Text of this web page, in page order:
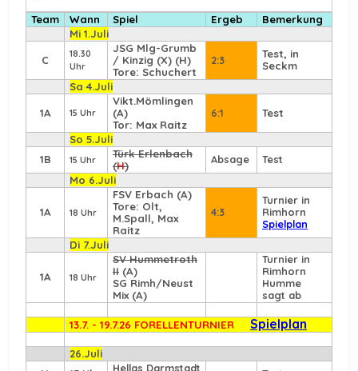
Team Wann Spiel Ergeb
Bemerkung
Mi 1.Juli
C
18.30
Uhr
JSG Mlg-Grumb
/ Kinzig (X) (H)
Tore: Schuchert
2:3
Test, in
Seckm
Sa 4.Juli
1A 15 Uhr
Vikt.Mömlingen
(A)
Tor: Max Raitz
6:1 Test
So 5.Juli
1B
15 Uhr
Türk Erlenbach
(H) Absage
Test
Mo 6.Juli
1A 18 Uhr
FSV Erbach (A)
Tore: Olt,
M.Spall, Max
Raitz
4:3
Turnier in
Rimhorn
Spielplan
Di 7.Juli
1A 18 Uhr
SV Hummetroth
II (A)
SG Rimh/Neust
Mix (A)
Turnier in
Rimhorn
Humme
sagt ab
13.7. - 19.7.26 FORELLENTURNIER Spielplan
26.Juli
Hellas Darmstadt